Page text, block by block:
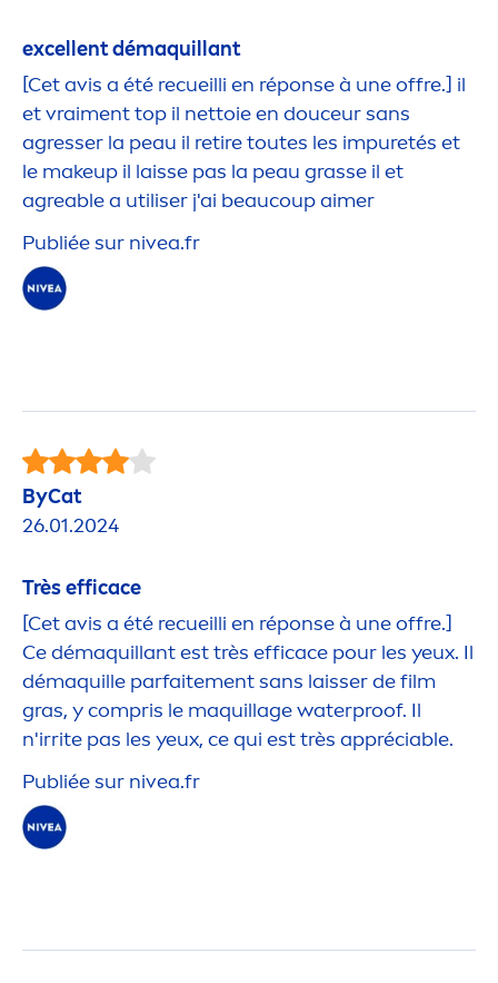
excellent démaquillant
[Cet avis a été recueilli en réponse à une offre.] il
et vraiment top il nettoie en douceur sans
agresser la peau il retire toutes les impuretés et
le makeup il laisse pas la peau grasse il et
agreable a utiliser j'ai beaucoup aimer
Publiée sur nivea.fr
ByCat
26.01.2024
Très efficace
[Cet avis a été recueilli en réponse à une offre.]
Ce démaquillant est très efficace pour les yeux. Il
démaquille parfaitement sans laisser de film
gras, y compris le maquillage waterproof. Il
n'irrite pas les yeux, ce qui est très appréciable.
Publiée sur nivea.fr